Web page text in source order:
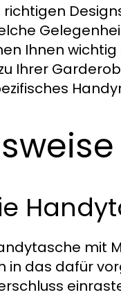
richtigen
Ihnen
Ihrer
mit
das dafür